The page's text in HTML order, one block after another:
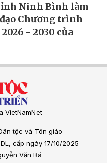
Ninh Bình làm
Chương trình
- 2030 của
VietNamNet
tộc và Tôn giáo
cấp ngày 17/10/2025
Văn Bá